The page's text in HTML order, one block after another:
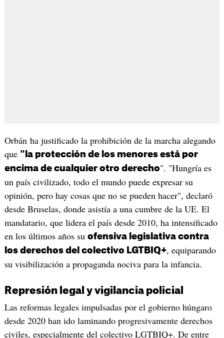
Orbán ha justificado la prohibición de la marcha alegando
que "la protección de los menores está por
encima de cualquier otro derecho". "Hungría es
un país civilizado, todo el mundo puede expresar su
opinión, pero hay cosas que no se pueden hacer", declaró
desde Bruselas, donde asistía a una cumbre de la UE. El
mandatario, que lidera el país desde 2010, ha intensificado
en los últimos años su ofensiva legislativa contra
los derechos del colectivo LGTBIQ+, equiparando
su visibilización a propaganda nociva para la infancia.
Represión legal y vigilancia policial
Las reformas legales impulsadas por el gobierno húngaro
desde 2020 han ido laminando progresivamente derechos
civiles, especialmente del colectivo LGTBIQ+. De entre